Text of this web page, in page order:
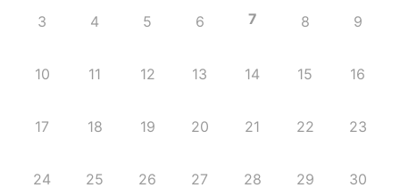
3 4 5 6 7 8 9
10 11 12 13 14 15 16
17 18 19 20 21 22 23
24 25 26 27 28 29 30